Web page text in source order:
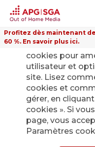
Profitez dès maintenant
60 %. En savoir plus ici.
Merci
Nous vous
APG|SGA
Sur ce site
cookies pour
utilisateur et
site. Lisez
cookies et
gérer, en
cookies ». Si
page, vous
Paramètres